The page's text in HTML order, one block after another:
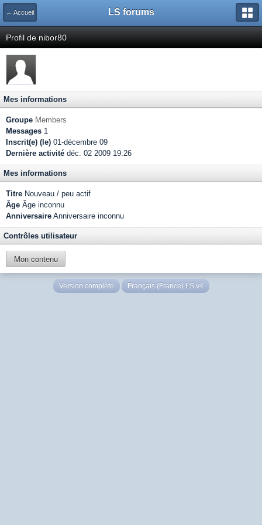
← Accueil LS forums
Profil de nibor80
Mes informations
Groupe Members
Messages 1
Inscrit(e) (le) 01-décembre 09
Dernière activité déc. 02 2009 19:26
Mes informations
Titre Nouveau / peu actif
Âge Âge inconnu
Anniversaire Anniversaire inconnu
Contrôles utilisateur
Mon contenu
Version complète Français (France) LS v4